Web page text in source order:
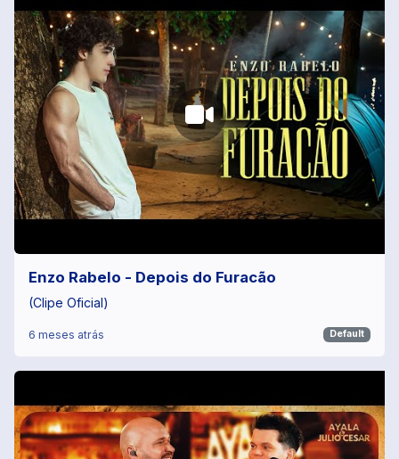
Enzo Rabelo - Depois do Furacão
(Clipe Oficial)
6 meses atrás Default